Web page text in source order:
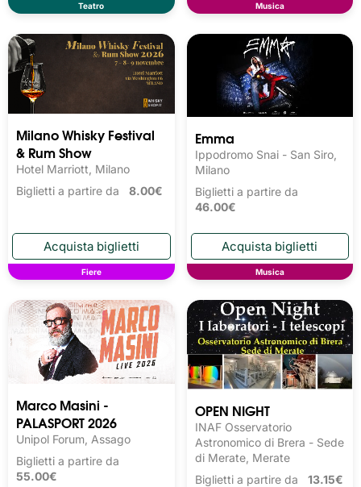
Teatro Musica
Milano Whisky Festival
& Rum Show
Hotel Marriott, Milano
Biglietti a partire da 8.00€
Fiere
Emma
Ippodromo Snai - San Siro,
Milano
Biglietti a partire da
46.00€
Musica
Marco Masini -
PALASPORT 2026
Unipol Forum, Assago
Biglietti a partire da
55.00€
OPEN NIGHT
INAF Osservatorio
Astronomico di Brera - Sede
di Merate, Merate
Biglietti a partire da 13.15€